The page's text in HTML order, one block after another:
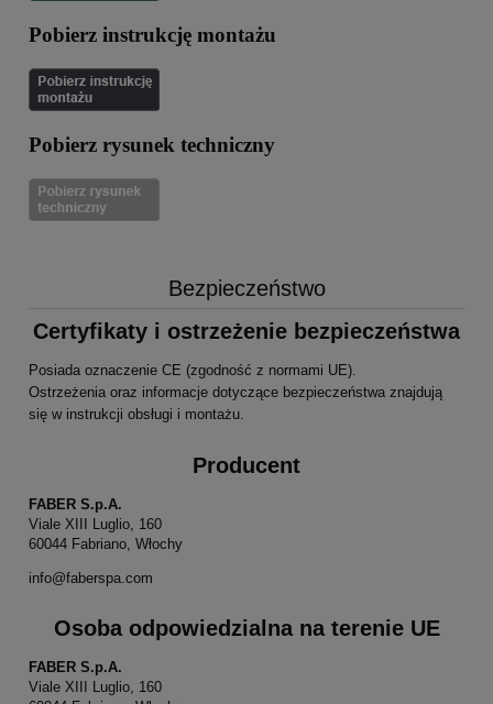
Pobierz instrukcję montażu
Pobierz rysunek techniczny
Bezpieczeństwo
Certyfikaty i ostrzeżenie bezpieczeństwa
Posiada oznaczenie CE (zgodność z normami UE).
Ostrzeżenia oraz informacje dotyczące bezpieczeństwa znajdują
się w instrukcji obsługi i montażu.
Producent
FABER S.p.A.
Viale XIII Luglio, 160
60044 Fabriano, Włochy
info@faberspa.com
Osoba odpowiedzialna na terenie UE
FABER S.p.A.
Viale XIII Luglio, 160